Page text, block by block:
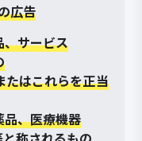
広告
、サービス
たはこれらを正当
、医療機器